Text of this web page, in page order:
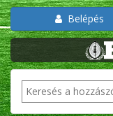
Belépés